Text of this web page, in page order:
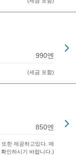
990엔
(세금 포함)
850엔
한 제공하고있다. 메
인하시기 바랍니다.)